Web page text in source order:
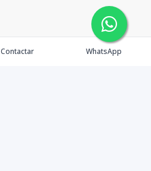
Contactar WhatsApp